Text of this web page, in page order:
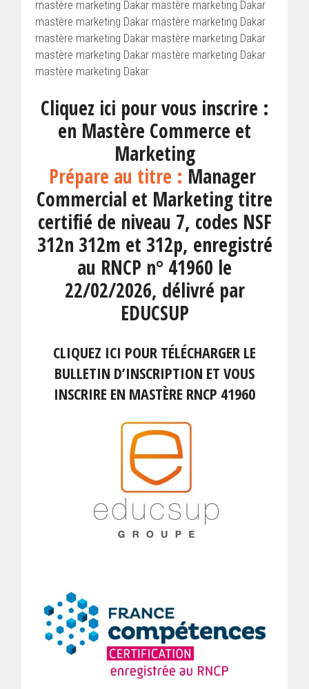
mastère marketing Dakar mastère marketing Dakar
mastère marketing Dakar mastère marketing Dakar
mastère marketing Dakar mastère marketing Dakar
mastère marketing Dakar mastère marketing Dakar
mastère marketing Dakar
Cliquez ici pour vous inscrire :
en Mastère Commerce et
Marketing
Prépare au titre : Manager
Commercial et Marketing titre
certifié de niveau 7, codes NSF
312n 312m et 312p, enregistré
au RNCP n° 41960 le
22/02/2026, délivré par
EDUCSUP
CLIQUEZ ICI POUR TÉLÉCHARGER LE
BULLETIN D’INSCRIPTION ET VOUS
INSCRIRE EN MASTÈRE RNCP 41960